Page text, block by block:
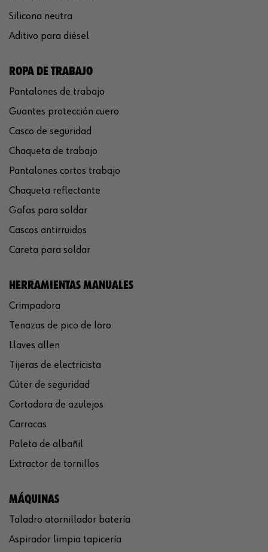
Silicona neutra
Aditivo para diésel
ROPA DE TRABAJO
Pantalones de trabajo
Guantes protección cuero
Casco de seguridad
Chaqueta de trabajo
Pantalones cortos trabajo
Chaqueta reflectante
Gafas para soldar
Cascos antirruidos
Careta para soldar
HERRAMIENTAS MANUALES
Crimpadora
Tenazas de pico de loro
Llaves allen
Tijeras de electricista
Cúter de seguridad
Cortadora de azulejos
Carracas
Paleta de albañil
Extractor de tornillos
MÁQUINAS
Taladro atornillador batería
Aspirador limpia tapicería